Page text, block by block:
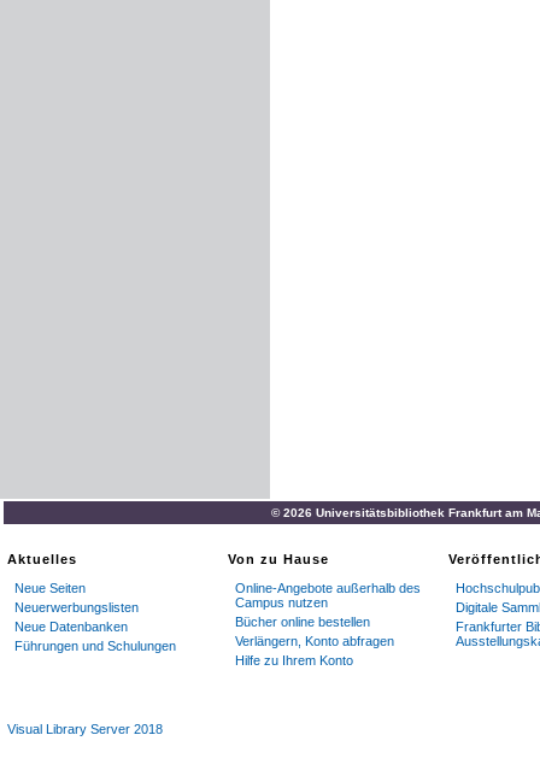
© 2026 Universitätsbibliothek Frankfurt am
Aktuelles
Neue Seiten
Neuerwerbungslisten
Neue Datenbanken
Führungen und Schulungen
Von zu Hause
Online-Angebote außerhalb des
Campus nutzen
Bücher online bestellen
Verlängern, Konto abfragen
Hilfe zu Ihrem Konto
Digitale
Frankfurter
Visual Library Server 2018